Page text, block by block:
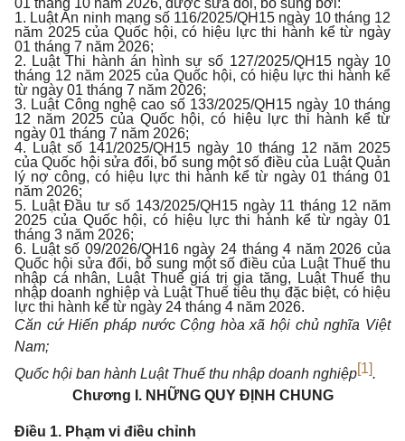
01 tháng 10 năm 2026, được sửa đổi, bổ sung bởi:
1. Luật An ninh mạng số 116/2025/QH15 ngày 10 tháng 12
năm 2025 của Quốc hội, có hiệu lực thi hành kể từ ngày
01 tháng 7 năm 2026;
2. Luật Thi hành án hình sự số 127/2025/QH15 ngày 10
tháng 12 năm 2025 của Quốc hội, có hiệu lực thi hành kể
từ ngày 01 tháng 7 năm 2026;
3. Luật Công nghệ cao số 133/2025/QH15 ngày 10 tháng
12 năm 2025 của Quốc hội, có hiệu lực thi hành kể từ
ngày 01 tháng 7 năm 2026;
4. Luật số 141/2025/QH15 ngày 10 tháng 12 năm 2025
của Quốc hội sửa đổi, bổ sung một số điều của Luật Quản
lý nợ công, có hiệu lực thi hành kể từ ngày 01 tháng 01
năm 2026;
5. Luật Đầu tư số 143/2025/QH15 ngày 11 tháng 12 năm
2025 của Quốc hội, có hiệu lực thi hành kể từ ngày 01
tháng 3 năm 2026;
6. Luật số 09/2026/QH16 ngày 24 tháng 4 năm 2026 của
Quốc hội sửa đổi, bổ sung một số điều của Luật Thuế thu
nhập cá nhân, Luật Thuế giá trị gia tăng, Luật Thuế thu
nhập doanh nghiệp và Luật Thuế tiêu thụ đặc biệt, có hiệu
lực thi hành kể từ ngày 24 tháng 4 năm 2026.
Căn cứ Hiến pháp nước Cộng hòa xã hội chủ nghĩa Việt
Nam;
Quốc hội ban hành Luật Thuế thu nhập doanh nghiệp[1].
Chương I. NHỮNG QUY ĐỊNH CHUNG
Điều 1. Phạm vi điều chỉnh